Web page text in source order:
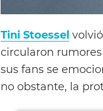
Tini Stoessel
circularon
sus fans se
no obstante, la